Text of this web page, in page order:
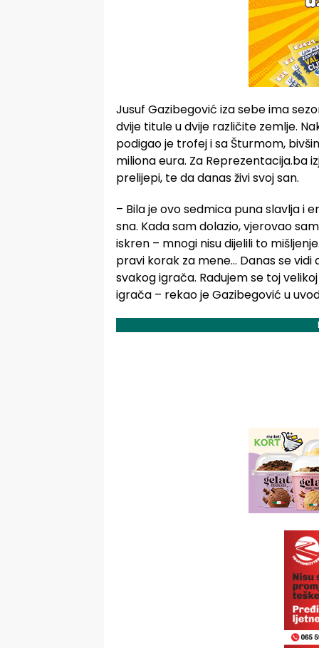
Jusuf Gazibegović iza sebe ima
dvije titule u dvije različite zemlje.
podigao je trofej i sa Šturmom,
miliona eura. Za Reprezentacija.ba
prelijepi, te da danas živi svoj san.
– Bila je ovo sedmica puna slavlja i
sna. Kada sam dolazio, vjerovao
iskren – mnogi nisu dijelili to
pravi korak za mene… Danas se
svakog igrača. Radujem se toj
igrača – rekao je Gazibegović u